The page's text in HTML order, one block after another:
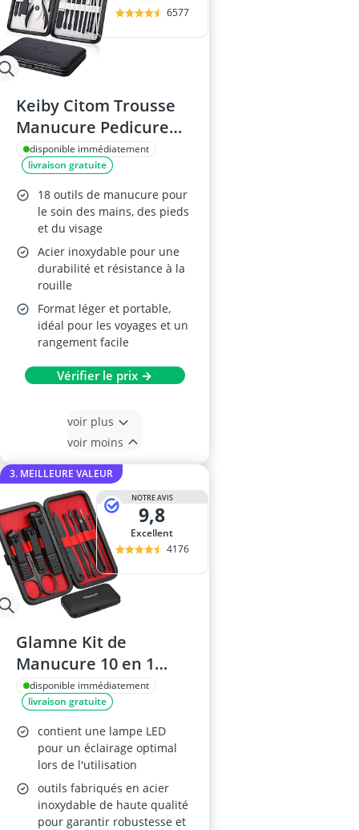
6577
Keiby Citom Trousse
Manucure Pedicure
18pcs Noir
disponible immédiatement
livraison gratuite
18 outils de manucure pour
le soin des mains, des pieds
et du visage
Acier inoxydable pour une
durabilité et résistance à la
rouille
Format léger et portable,
idéal pour les voyages et un
rangement facile
Vérifier le prix →
voir plus
voir moins
3. MEILLEURE VALEUR
NOTRE AVIS
9,8
Excellent
4176
Glamne Kit de
Manucure 10 en 1
Acier Inoxydable
disponible immédiatement
livraison gratuite
contient une lampe LED
pour un éclairage optimal
lors de l'utilisation
outils fabriqués en acier
inoxydable de haute qualité
pour garantir robustesse et